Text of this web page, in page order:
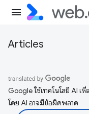
Articles
Google ใช้เทคโนโลยี AI
โดย AI อาจมีข้อผิดพลาด